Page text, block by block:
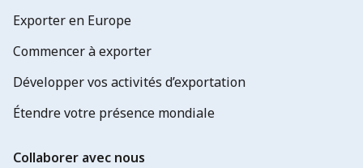
Exporter en Europe
Commencer à exporter
Développer vos activités d’exportation
Étendre votre présence mondiale
Collaborer avec nous